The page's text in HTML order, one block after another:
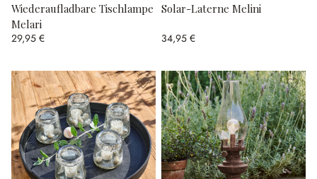
Wiederaufladbare Tischlampe
Melari
29,95 €
Solar-Laterne Melini
34,95 €